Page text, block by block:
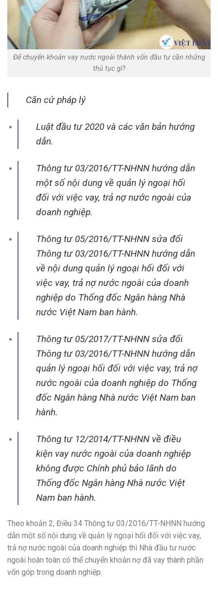
Để chuyển khoản vay nước ngoài thành vốn đầu tư cần những
thủ tục gì?
Căn cứ pháp lý
Luật đầu tư 2020 và các văn bản hướng
dẫn.
Thông tư 03/2016/TT-NHNN hướng dẫn
một số nội dung về quản lý ngoại hối
đối với việc vay, trả nợ nước ngoài của
doanh nghiệp.
Thông tư 05/2016/TT-NHNN sửa đổi
Thông tư 03/2016/TT-NHNN hướng dẫn
về nội dung quản lý ngoại hối đối với
việc vay, trả nợ nước ngoài của doanh
nghiệp do Thống đốc Ngân hàng Nhà
nước Việt Nam ban hành.
Thông tư 05/2017/TT-NHNN sửa đổi
Thông tư 03/2016/TT-NHNN hướng dẫn
quản lý ngoại hối đối với việc vay, trả nợ
nước ngoài của doanh nghiệp do Thống
đốc Ngân hàng Nhà nước Việt Nam ban
hành.
Thông tư 12/2014/TT-NHNN về điều
kiện vay nước ngoài của doanh nghiệp
không được Chính phủ bảo lãnh do
Thống đốc Ngân hàng Nhà nước Việt
Nam ban hành.
Theo khoản 2, Điều 34 Thông tư 03/2016/TT-NHNN hướng
dẫn một số nội dung về quản lý ngoại hối đối với việc vay,
trả nợ nước ngoài của doanh nghiệp thì Nhà đầu tư nước
ngoài hoàn toàn có thể chuyển khoản nợ đã vay thành phần
vốn góp trong doanh nghiệp.